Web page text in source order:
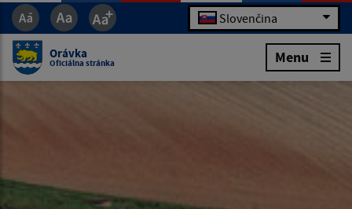
Slovenčina
Orávka
Oficiálna stránka Menu